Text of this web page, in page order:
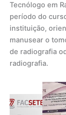
Tecnólogo em
período do
instituição,
manusear o
de radiografia
radiografia.